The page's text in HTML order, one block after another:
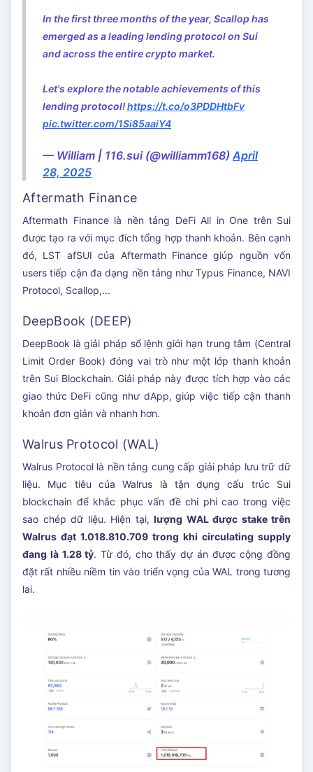
In the first three months of the year, Scallop has
emerged as a leading lending protocol on Sui
and across the entire crypto market.
Let's explore the notable achievements of this
lending protocol!https://t.co/o3PDDHtbFv
pic.twitter.com/1Si85aaiY4
— William | 116.sui (@williamm168)April
28, 2025
Aftermath Finance
Aftermath Finance là nền tảng DeFi All in One trên Sui
được tạo ra với mục đích tổng hợp thanh khoản. Bên cạnh
đó, LST afSUI của Aftermath Finance giúp nguồn vốn
users tiếp cận đa dạng nền tảng như Typus Finance, NAVI
Protocol, Scallop,...
DeepBook (DEEP)
DeepBook là giải pháp sổ lệnh giới hạn trung tâm (Central
Limit Order Book) đóng vai trò như một lớp thanh khoản
trên Sui Blockchain. Giải pháp này được tích hợp vào các
giao thức DeFi cũng như dApp, giúp việc tiếp cận thanh
khoản đơn giản và nhanh hơn.
Walrus Protocol (WAL)
Walrus Protocol là nền tảng cung cấp giải pháp lưu trữ dữ
liệu. Mục tiêu của Walrus là tận dụng cấu trúc Sui
blockchain để khắc phục vấn đề chi phí cao trong việc
sao chép dữ liệu. Hiện tại, lượng WAL được stake trên
Walrus đạt 1.018.810.709 trong khi circulating supply
đang là 1.28 tỷ. Từ đó, cho thấy dự án được cộng đồng
đặt rất nhiều niềm tin vào triển vọng của WAL trong tương
lai.